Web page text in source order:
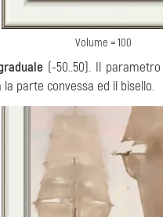
Volume = 100
(-50..50). Il
parte convessa ed il bisello.